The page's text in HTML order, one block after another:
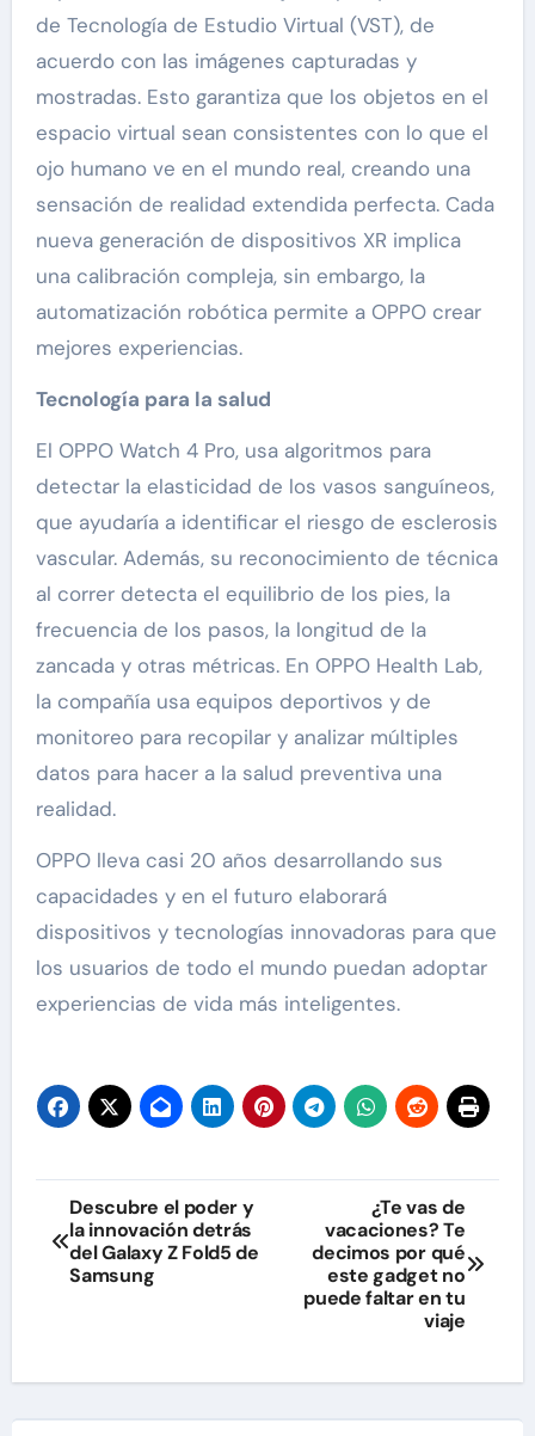
de Tecnología de Estudio Virtual (VST), de
acuerdo con las imágenes capturadas y
mostradas. Esto garantiza que los objetos en el
espacio virtual sean consistentes con lo que el
ojo humano ve en el mundo real, creando una
sensación de realidad extendida perfecta. Cada
nueva generación de dispositivos XR implica
una calibración compleja, sin embargo, la
automatización robótica permite a OPPO crear
mejores experiencias.
Tecnología para la salud
El OPPO Watch 4 Pro, usa algoritmos para
detectar la elasticidad de los vasos sanguíneos,
que ayudaría a identificar el riesgo de esclerosis
vascular. Además, su reconocimiento de técnica
al correr detecta el equilibrio de los pies, la
frecuencia de los pasos, la longitud de la
zancada y otras métricas. En OPPO Health Lab,
la compañía usa equipos deportivos y de
monitoreo para recopilar y analizar múltiples
datos para hacer a la salud preventiva una
realidad.
OPPO lleva casi 20 años desarrollando sus
capacidades y en el futuro elaborará
dispositivos y tecnologías innovadoras para que
los usuarios de todo el mundo puedan adoptar
experiencias de vida más inteligentes.
Navegación
de
entradas
Descubre el poder y
la innovación detrás
del Galaxy Z Fold5 de
Samsung
¿Te vas de
vacaciones? Te
decimos por qué
este gadget no
puede faltar en tu
viaje